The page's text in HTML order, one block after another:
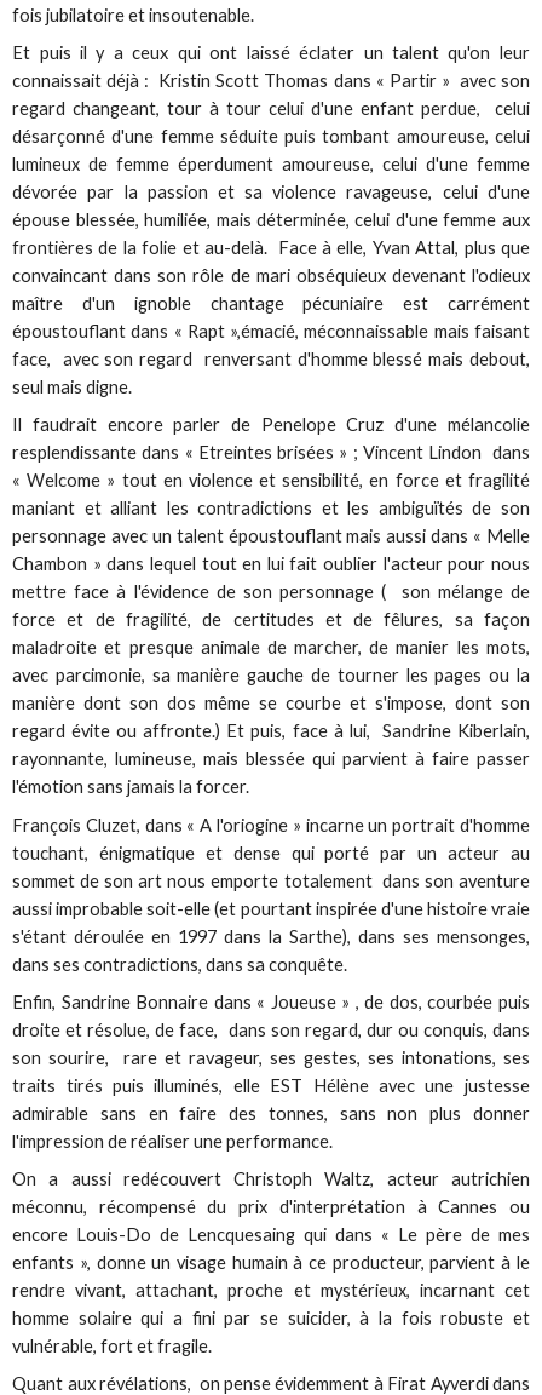
fois jubilatoire et insoutenable.
Et puis il y a ceux qui ont laissé éclater un talent qu'on leur
connaissait déjà : Kristin Scott Thomas dans « Partir » avec son
regard changeant, tour à tour celui d'une enfant perdue, celui
désarçonné d'une femme séduite puis tombant amoureuse, celui
lumineux de femme éperdument amoureuse, celui d'une femme
dévorée par la passion et sa violence ravageuse, celui d'une
épouse blessée, humiliée, mais déterminée, celui d'une femme aux
frontières de la folie et au-delà. Face à elle, Yvan Attal, plus que
convaincant dans son rôle de mari obséquieux devenant l'odieux
maître d'un ignoble chantage pécuniaire est carrément
époustouflant dans « Rapt »,émacié, méconnaissable mais faisant
face, avec son regard renversant d'homme blessé mais debout,
seul mais digne.
Il faudrait encore parler de Penelope Cruz d'une mélancolie
resplendissante dans « Etreintes brisées » ; Vincent Lindon dans
« Welcome » tout en violence et sensibilité, en force et fragilité
maniant et alliant les contradictions et les ambiguïtés de son
personnage avec un talent époustouflant mais aussi dans « Melle
Chambon » dans lequel tout en lui fait oublier l'acteur pour nous
mettre face à l'évidence de son personnage ( son mélange de
force et de fragilité, de certitudes et de fêlures, sa façon
maladroite et presque animale de marcher, de manier les mots,
avec parcimonie, sa manière gauche de tourner les pages ou la
manière dont son dos même se courbe et s'impose, dont son
regard évite ou affronte.) Et puis, face à lui, Sandrine Kiberlain,
rayonnante, lumineuse, mais blessée qui parvient à faire passer
l'émotion sans jamais la forcer.
François Cluzet, dans « A l'oriogine » incarne un portrait d'homme
touchant, énigmatique et dense qui porté par un acteur au
sommet de son art nous emporte totalement dans son aventure
aussi improbable soit-elle (et pourtant inspirée d'une histoire vraie
s'étant déroulée en 1997 dans la Sarthe), dans ses mensonges,
dans ses contradictions, dans sa conquête.
Enfin, Sandrine Bonnaire dans « Joueuse » , de dos, courbée puis
droite et résolue, de face, dans son regard, dur ou conquis, dans
son sourire, rare et ravageur, ses gestes, ses intonations, ses
traits tirés puis illuminés, elle EST Hélène avec une justesse
admirable sans en faire des tonnes, sans non plus donner
l'impression de réaliser une performance.
On a aussi redécouvert Christoph Waltz, acteur autrichien
méconnu, récompensé du prix d'interprétation à Cannes ou
encore Louis-Do de Lencquesaing qui dans « Le père de mes
enfants », donne un visage humain à ce producteur, parvient à le
rendre vivant, attachant, proche et mystérieux, incarnant cet
homme solaire qui a fini par se suicider, à la fois robuste et
vulnérable, fort et fragile.
Quant aux révélations, on pense évidemment à Firat Ayverdi dans